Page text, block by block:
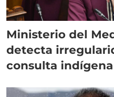
Ministerio del
detecta
consulta